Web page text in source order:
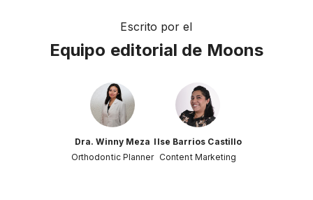
Escrito por el
Equipo editorial de Moons
Dra. Winny Meza
Orthodontic Planner
Ilse Barrios Castillo
Content Marketing